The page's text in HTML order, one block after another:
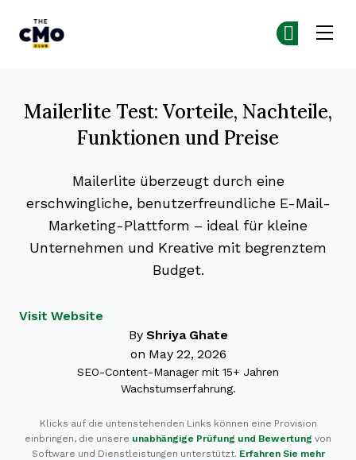
Mailerlite Test: Vorteile, Nachteile,
Funktionen und Preise
Mailerlite überzeugt durch eine
erschwingliche, benutzerfreundliche E-Mail-
Marketing-Plattform – ideal für kleine
Unternehmen und Kreative mit begrenztem
Budget.
Visit Website
By Shriya Ghate
on May 22, 2026
SEO-Content-Manager mit 15+ Jahren
Wachstumserfahrung.
Klicks auf die untenstehenden Links können eine Provision
einbringen, die unsere unabhängige Prüfung und Bewertung von
Software und Dienstleistungen unterstützt. Erfahren Sie mehr